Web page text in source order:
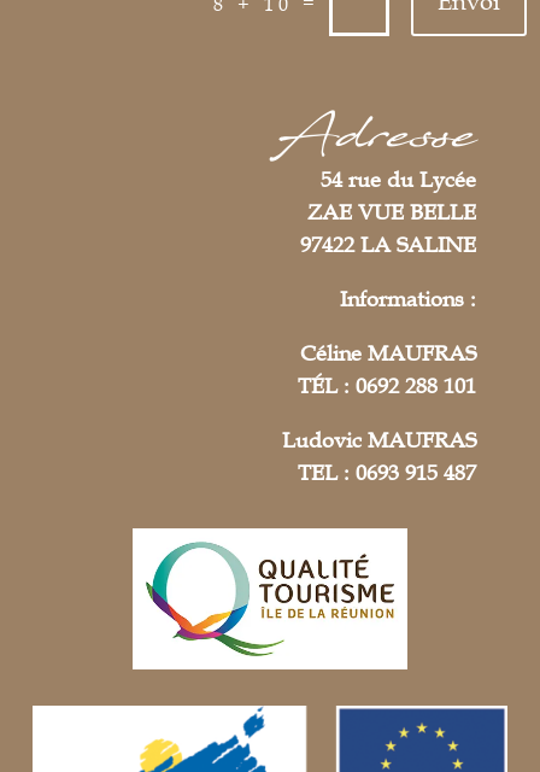
Adresse
54 rue du Lycée
ZAE VUE BELLE
97422 LA SALINE
Informations :
Céline MAUFRAS
TÉL : 0692 288 101
Ludovic MAUFRAS
TEL : 0693 915 487